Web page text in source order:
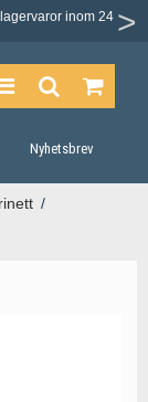
inom 24
Nyhetsbrev
/